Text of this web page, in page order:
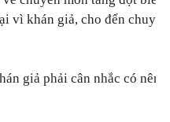
vì khán giả, cho đến
giả phải cân nhắc có nên